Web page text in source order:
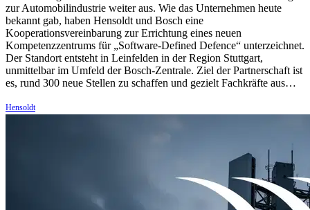
zur Automobilindustrie weiter aus. Wie das Unternehmen heute
bekannt gab, haben Hensoldt und Bosch eine
Kooperationsvereinbarung zur Errichtung eines neuen
Kompetenzzentrums für „Software-Defined Defence“ unterzeichnet.
Der Standort entsteht in Leinfelden in der Region Stuttgart,
unmittelbar im Umfeld der Bosch-Zentrale. Ziel der Partnerschaft ist
es, rund 300 neue Stellen zu schaffen und gezielt Fachkräfte aus…
Hensoldt